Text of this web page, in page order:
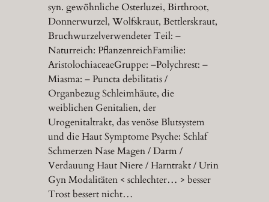
syn. gewöhnliche Osterluzei, Birthroot,
Donnerwurzel, Wolfskraut, Bettlerskraut,
Bruchwurzelverwendeter Teil: –
Naturreich: PflanzenreichFamilie:
AristolochiaceaeGruppe: –Polychrest: –
Miasma: – Puncta debilitatis /
Organbezug Schleimhäute, die
weiblichen Genitalien, der
Urogenitaltrakt, das venöse Blutsystem
und die Haut Symptome Psyche: Schlaf
Schmerzen Nase Magen / Darm /
Verdauung Haut Niere / Harntrakt / Urin
Gyn Modalitäten < schlechter… > besser
Trost bessert nicht…